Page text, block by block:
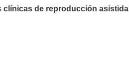
clínicas de reproducción asistida